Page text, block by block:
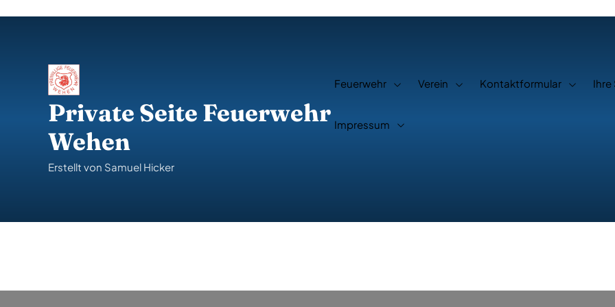
k
Private Seite Feuerwehr
Wehen
Erstellt von Samuel Hicker
Feuerwehr Verein Kontaktformular Ihre
Impressum